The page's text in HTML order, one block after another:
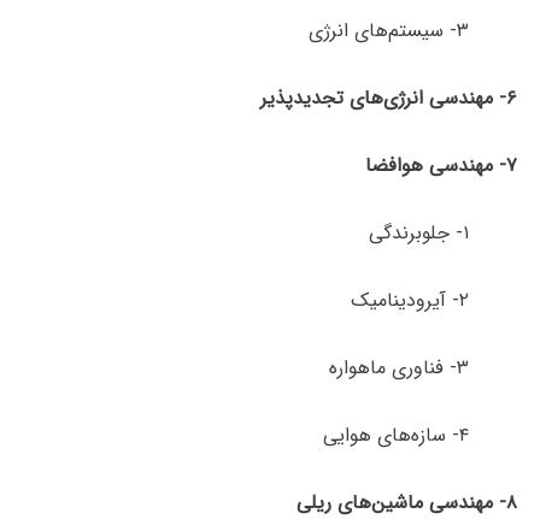
۳- سیستم‌های انرژی
۶- مهندسی انرژی‌های تجدیدپذیر
۷- مهندسی هوافضا
۱- جلوبرندگی
۲- آیرودینامیک
۳- فناوری ماهواره
۴- سازه‌های هوایی
۸- مهندسی ماشین‌های ریلی